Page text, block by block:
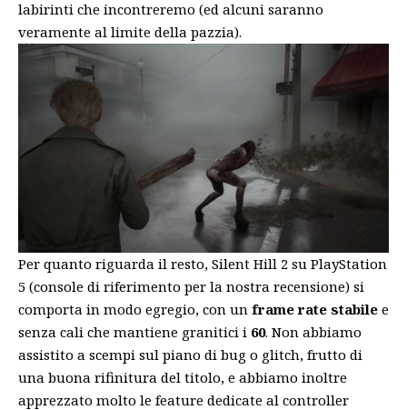
labirinti che incontreremo (ed alcuni saranno
veramente al limite della pazzia).
Per quanto riguarda il resto, Silent Hill 2 su PlayStation
5 (console di riferimento per la nostra recensione) si
comporta in modo egregio, con un frame rate stabile e
senza cali che mantiene granitici i 60. Non abbiamo
assistito a scempi sul piano di bug o glitch, frutto di
una buona rifinitura del titolo, e abbiamo inoltre
apprezzato molto le feature dedicate al controller